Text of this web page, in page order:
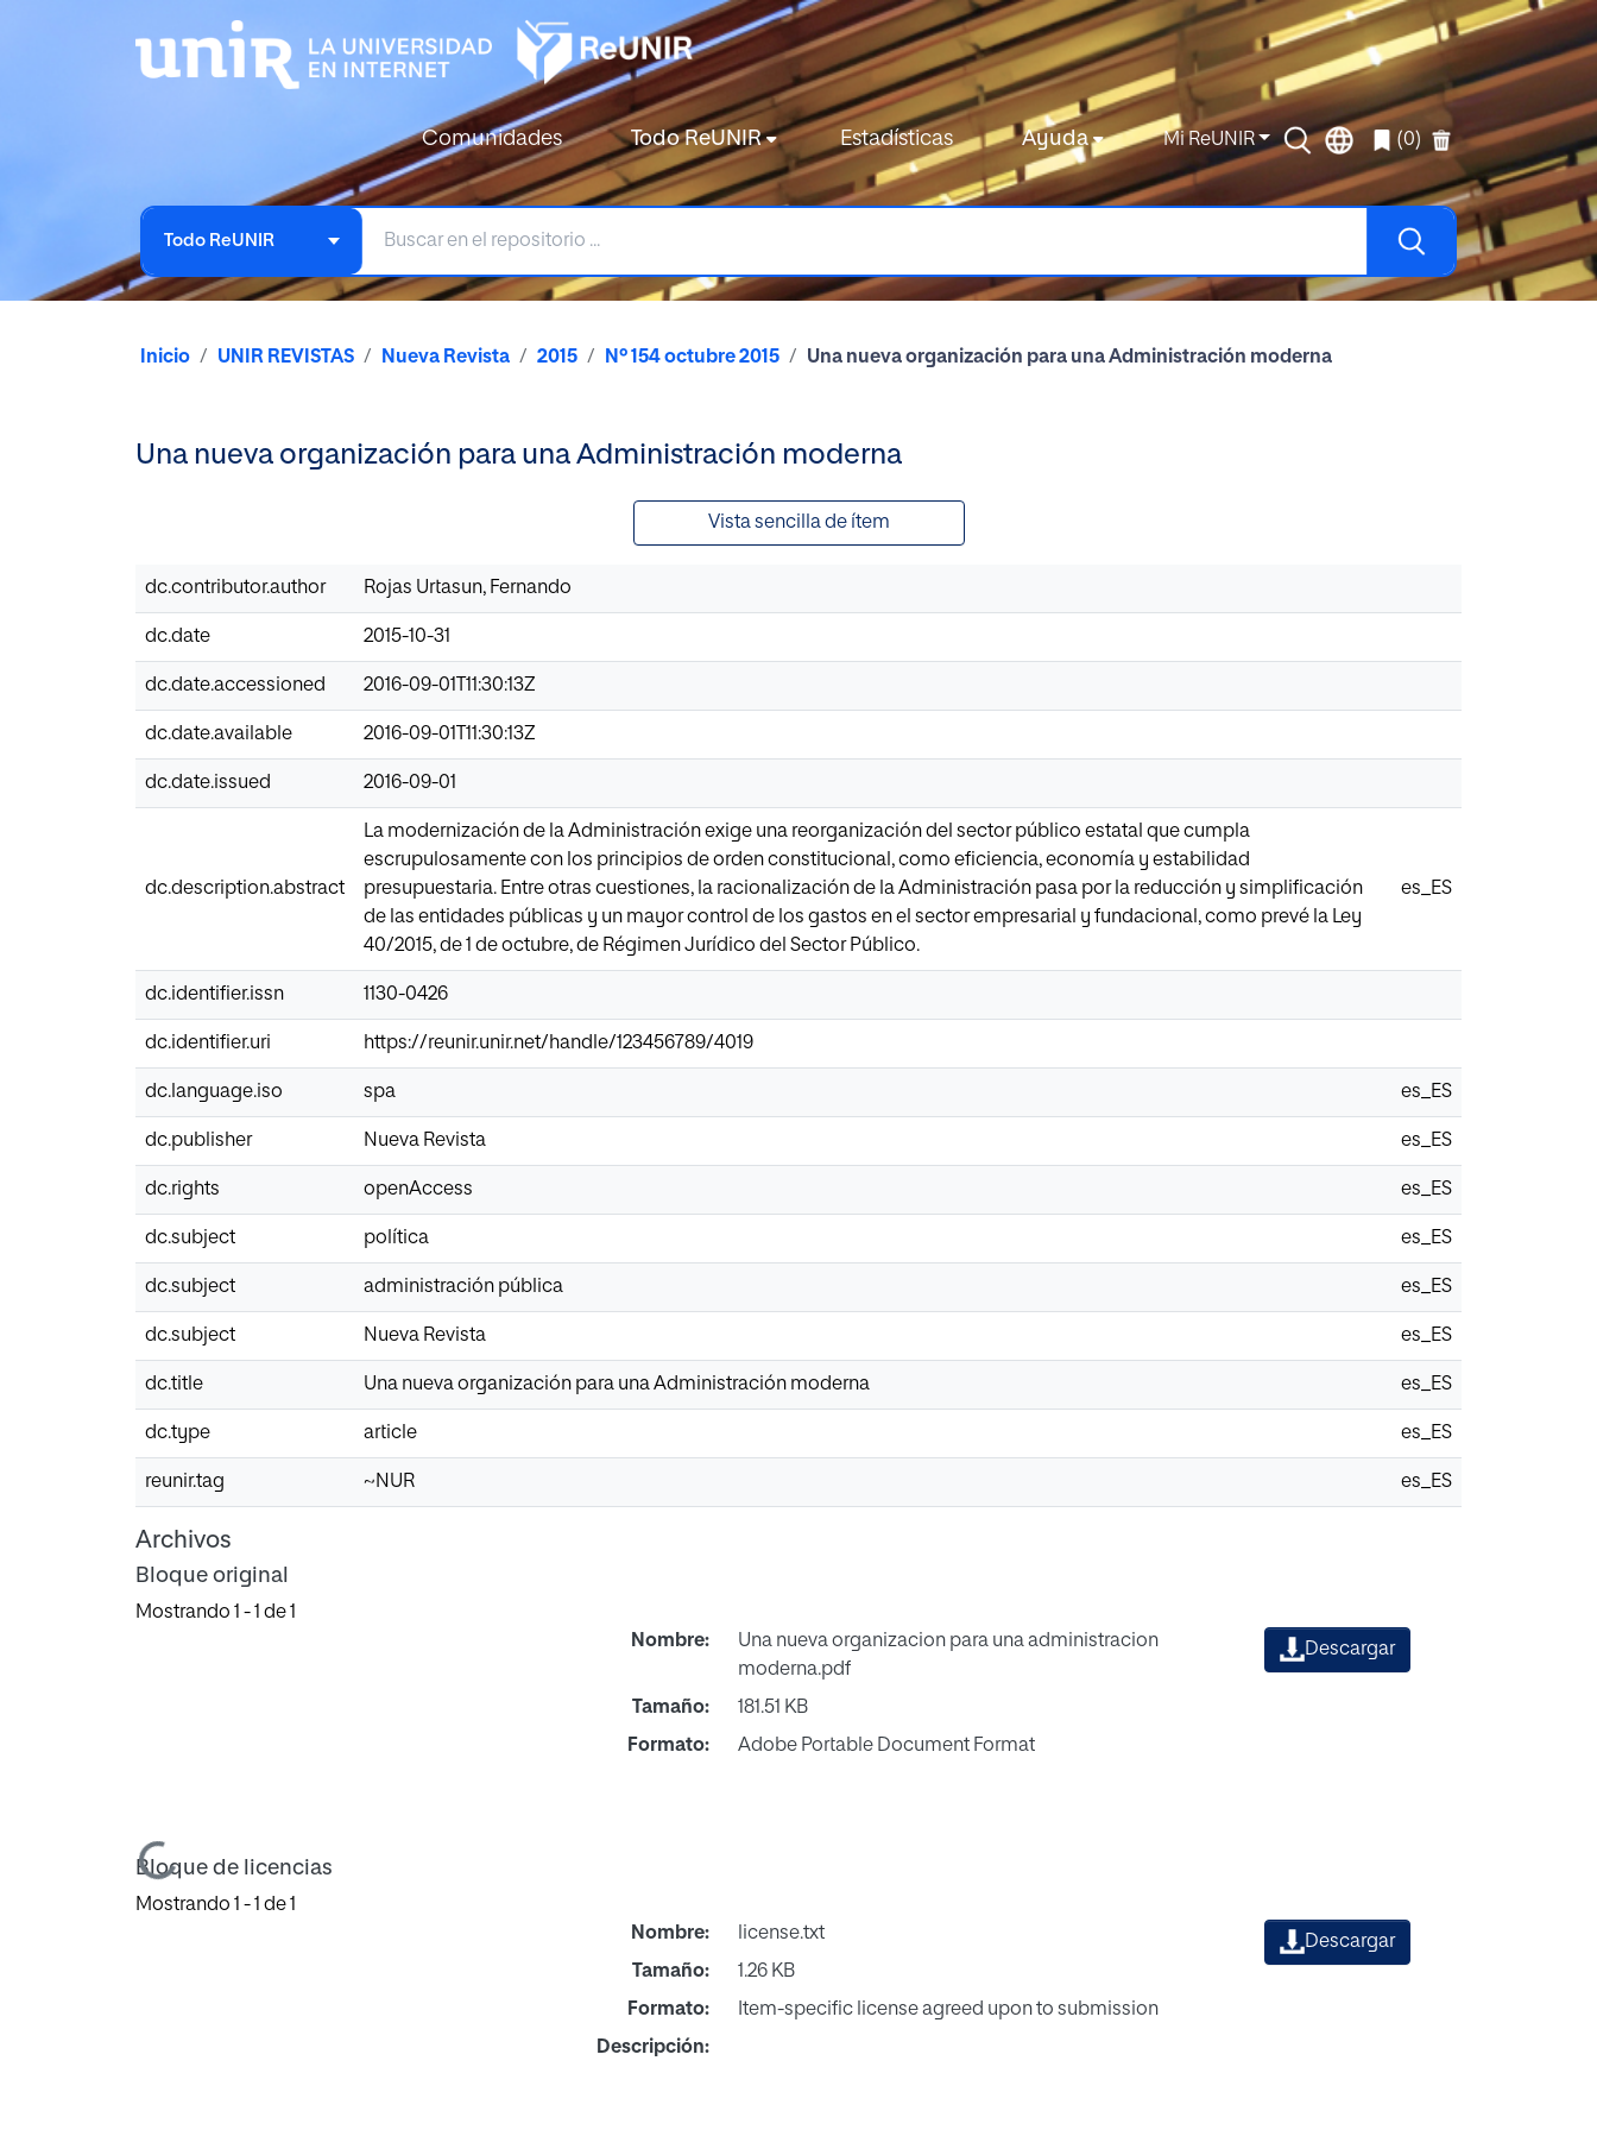
Comunidades Todo ReUNIR Estadísticas Ayuda Mi ReUNIR (0)
Todo ReUNIR
Inicio UNIR REVISTAS Nueva Revista 2015 Nº 154 octubre 2015 Una nueva organización para una Administración moderna
Una nueva organización para una Administración moderna
Vista sencilla de ítem
dc.contributor.author Rojas Urtasun, Fernando
dc.date 2015-10-31
dc.date.accessioned 2016-09-01T11:30:13Z
dc.date.available 2016-09-01T11:30:13Z
dc.date.issued 2016-09-01
dc.description.abstract
La modernización de la Administración exige una reorganización del sector público estatal que cumpla
escrupulosamente con los principios de orden constitucional, como eficiencia, economía y estabilidad
presupuestaria. Entre otras cuestiones, la racionalización de la Administración pasa por la reducción y simplificación
de las entidades públicas y un mayor control de los gastos en el sector empresarial y fundacional, como prevé la Ley
40/2015, de 1 de octubre, de Régimen Jurídico del Sector Público.
es_ES
dc.identifier.issn 1130-0426
dc.identifier.uri https://reunir.unir.net/handle/123456789/4019
dc.language.iso spa es_ES
dc.publisher Nueva Revista es_ES
dc.rights openAccess es_ES
dc.subject política es_ES
dc.subject administración pública es_ES
dc.subject Nueva Revista es_ES
dc.title Una nueva organización para una Administración moderna es_ES
dc.type article es_ES
reunir.tag ~NUR es_ES
Archivos
Bloque original
Mostrando 1 - 1 de 1
Cargando...
Nombre:
Una nueva organizacion para una administracion
moderna.pdf
Tamaño:
181.51 KB
Formato:
Adobe Portable Document Format
Descargar
Bloque de licencias
Mostrando 1 - 1 de 1
Nombre:
license.txt
Tamaño:
1.26 KB
Formato:
Item-specific license agreed upon to submission
Descripción:
Descargar